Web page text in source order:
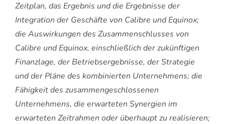
Zeitplan, das Ergebnis und die Ergebnisse der
Integration der Geschäfte von Calibre und Equinox;
die Auswirkungen des Zusammenschlusses von
Calibre und Equinox, einschließlich der zukünftigen
Finanzlage, der Betriebsergebnisse, der Strategie
und der Pläne des kombinierten Unternehmens; die
Fähigkeit des zusammengeschlossenen
Unternehmens, die erwarteten Synergien im
erwarteten Zeitrahmen oder überhaupt zu realisieren;